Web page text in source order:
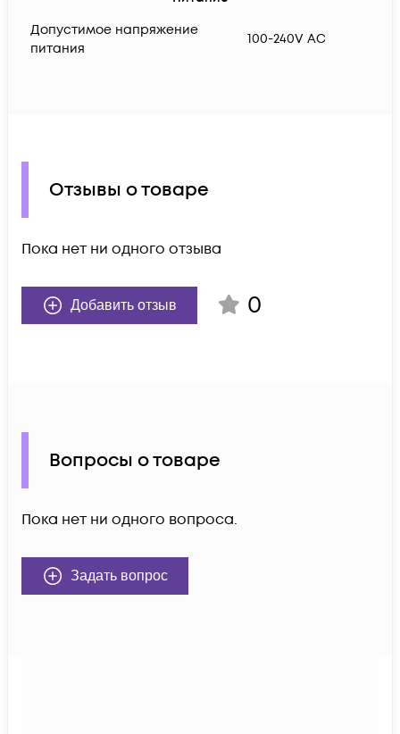
Допустимое напряжение
питания
100-240V AC
Отзывы о товаре
Пока нет ни одного отзыва
Добавить отзыв 0
Вопросы о товаре
Пока нет ни одного вопроса.
Задать вопрос